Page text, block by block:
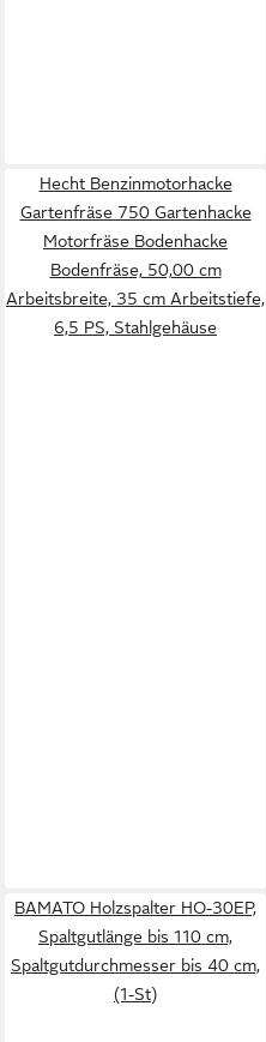
Hecht Benzinmotorhacke
Gartenfräse 750 Gartenhacke
Motorfräse Bodenhacke
Bodenfräse, 50,00 cm
Arbeitsbreite, 35 cm Arbeitstiefe,
6,5 PS, Stahlgehäuse
BAMATO Holzspalter HO-30EP,
Spaltgutlänge bis 110 cm,
Spaltgutdurchmesser bis 40 cm,
(1-St)